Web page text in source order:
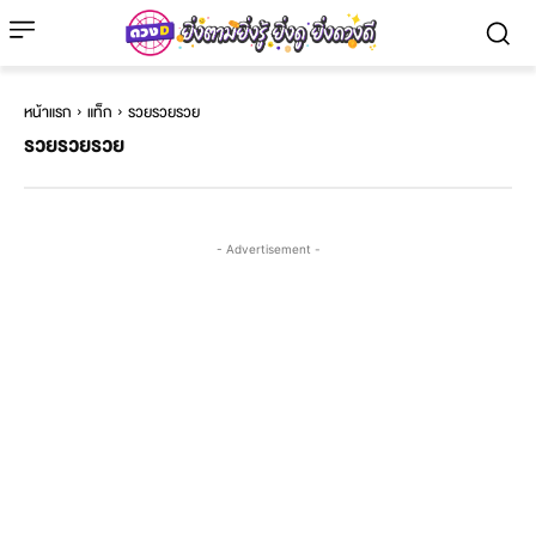
หน้าแรก แท็ก รวยรวยรวย
รวยรวยรวย
- Advertisement -